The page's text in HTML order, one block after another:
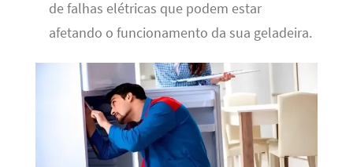
de falhas elétricas que podem estar
afetando o funcionamento da sua geladeira.